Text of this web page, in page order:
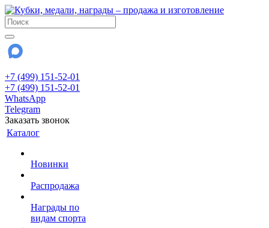
+7 (499) 151-52-01
+7 (499) 151-52-01
WhatsApp
Telegram
Заказать звонок
Каталог
Новинки
Распродажа
Награды по
видам спорта